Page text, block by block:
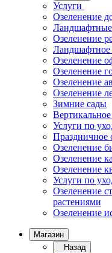
Услуги
Озеленение
Озеленение
Ландшафтное
Озеленение
Озеленение
Озеленение
Озеленение
Зимние сады
Услуги по
Праздничное
Озеленение
Озеленение
Озеленение
Услуги по
Озеленение
растениями
Озеленение
Магазин
Назад